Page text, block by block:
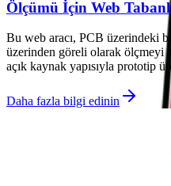
Ölçümü İçin Web
Bu web aracı, PCB üzerindeki
üzerinden göreli olarak ölçmeyi
açık kaynak yapısıyla prototip
Daha fazla bilgi edinin